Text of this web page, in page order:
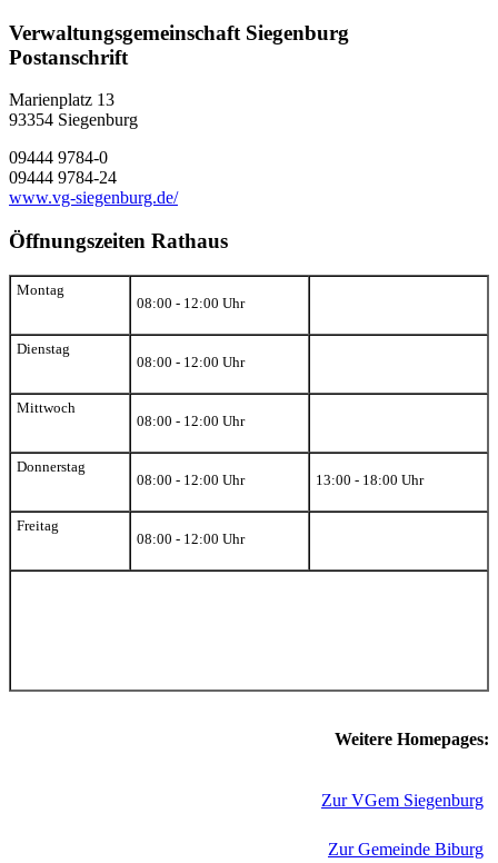
Verwaltungsgemeinschaft Siegenburg
Postanschrift
Marienplatz 13
93354 Siegenburg
09444 9784-0
09444 9784-24
www.vg-siegenburg.de/
Öffnungszeiten Rathaus
Montag
08:00 - 12:00 Uhr
Dienstag
08:00 - 12:00 Uhr
Mittwoch
08:00 - 12:00 Uhr
Donnerstag
08:00 - 12:00 Uhr
13:00 - 18:00 Uhr
Freitag
08:00 - 12:00 Uhr
Weitere Homepages:
Zur VGem Siegenburg
Zur Gemeinde Biburg